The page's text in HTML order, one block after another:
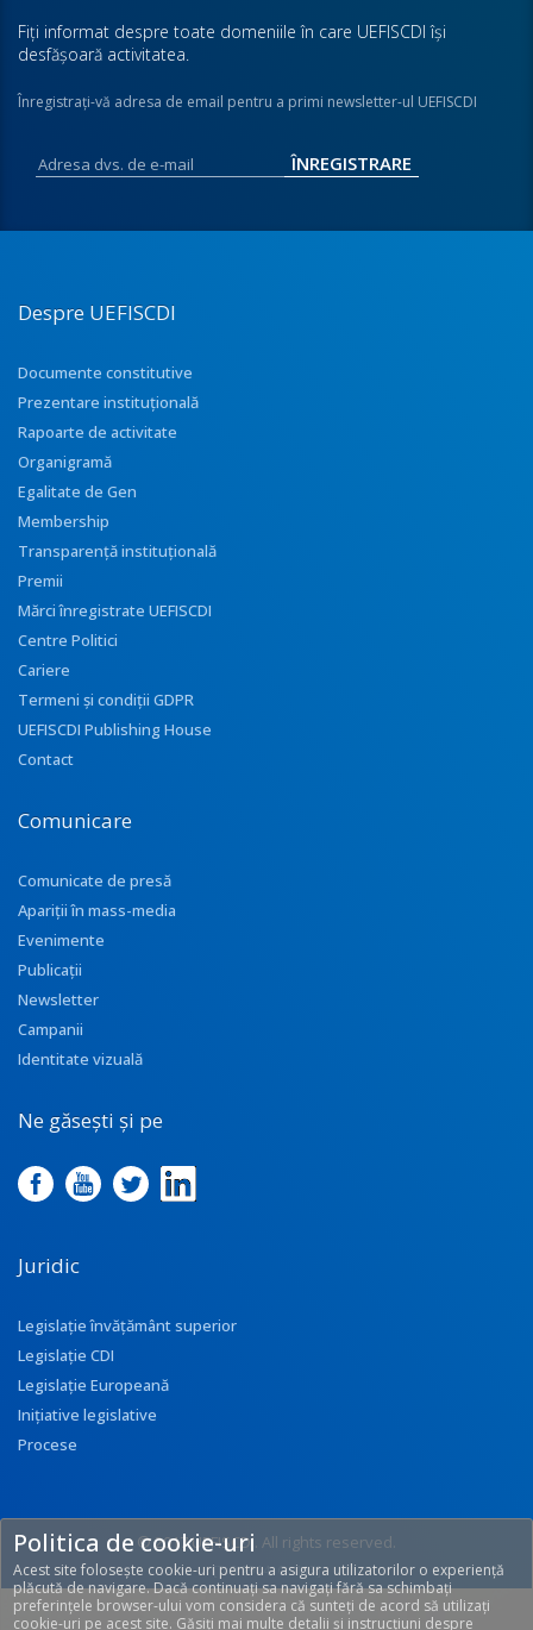
Fiţi informat despre toate domeniile în care UEFISCDI îşi
desfăşoară activitatea.
Înregistraţi-vă adresa de email pentru a primi newsletter-ul UEFISCDI
Despre UEFISCDI
Documente constitutive
Prezentare instituţională
Rapoarte de activitate
Organigramă
Egalitate de Gen
Membership
Transparenţă instituţională
Premii
Mărci înregistrate UEFISCDI
Centre Politici
Cariere
Termeni și condiții GDPR
UEFISCDI Publishing House
Contact
Comunicare
Comunicate de presă
Apariţii în mass-media
Evenimente
Publicații
Newsletter
Campanii
Identitate vizuală
Ne găsești și pe
Juridic
Legislație învățământ superior
Legislație CDI
Legislație Europeană
Inițiative legislative
Procese
© 2017 UEFISCDI. All rights reserved.
[T: 0.2914, O: 113]
Politica de cookie-uri
Acest site folosește cookie-uri pentru a asigura utilizatorilor o experiență
plăcută de navigare. Dacă continuați sa navigați fără sa schimbați
preferințele browser-ului vom considera că sunteți de acord să utilizați
cookie-uri pe acest site. Găsiți mai multe detalii și instrucțiuni despre